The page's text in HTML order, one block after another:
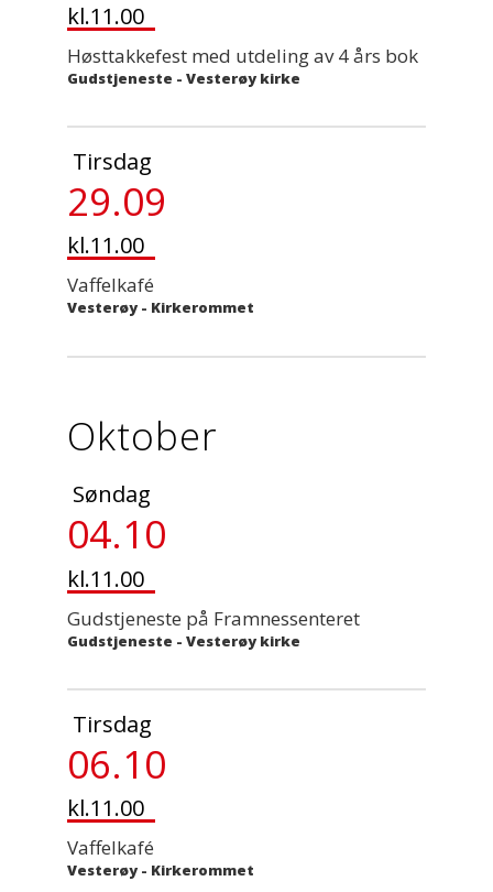
kl.11.00
Høsttakkefest med utdeling av 4 års bok
Gudstjeneste - Vesterøy kirke
Tirsdag
29.09
kl.11.00
Vaffelkafé
Vesterøy - Kirkerommet
Oktober
Søndag
04.10
kl.11.00
Gudstjeneste på Framnessenteret
Gudstjeneste - Vesterøy kirke
Tirsdag
06.10
kl.11.00
Vaffelkafé
Vesterøy - Kirkerommet